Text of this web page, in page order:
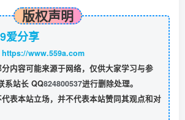
版权声明
爱分享
https://www.559a.com
内容可能来源于网络，仅供大家学习与参
系站长 QQ824800537进行删除处理。
表本站立场，并不代表本站赞同其观点和对